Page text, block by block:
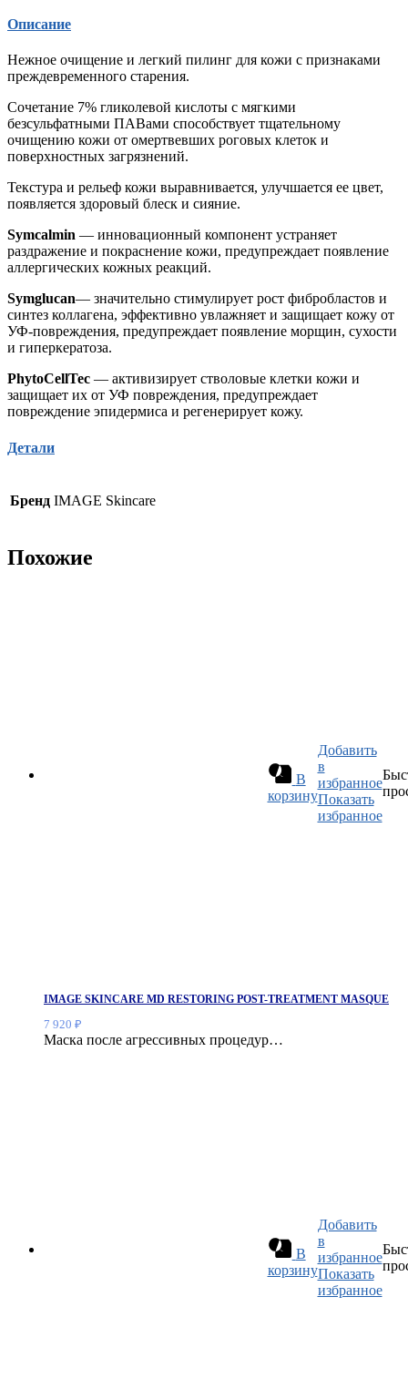
Описание
Нежное очищение и легкий пилинг для кожи с признаками
преждевременного старения.
Сочетание 7% гликолевой кислоты с мягкими
безсульфатными ПАВами способствует тщательному
очищению кожи от омертвевших роговых клеток и
поверхностных загрязнений.
Текстура и рельеф кожи выравнивается, улучшается ее цвет,
появляется здоровый блеск и сияние.
Symcalmin — инновационный компонент устраняет
раздражение и покраснение кожи, предупреждает появление
аллергических кожных реакций.
Symglucan— значительно стимулирует рост фибробластов и
синтез коллагена, эффективно увлажняет и защищает кожу от
УФ-повреждения, предупреждает появление морщин, сухости
и гиперкератоза.
PhytoCellTeс — активизирует стволовые клетки кожи и
защищает их от УФ повреждения, предупреждает
повреждение эпидермиса и регенерирует кожу.
Детали
Бренд IMAGE Skincare
Похожие
В
корзину
Добавить
в
избранное
Показать
избранное
IMAGE SKINCARE MD RESTORING POST-TREATMENT MASQUE
7 920 ₽
Маска после агрессивных процедур…
В
корзину
Добавить
в
избранное
Показать
избранное